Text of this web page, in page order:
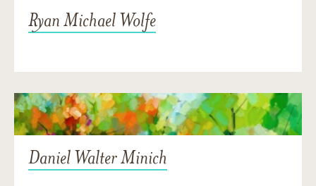
Ryan Michael Wolfe
Daniel Walter Minich